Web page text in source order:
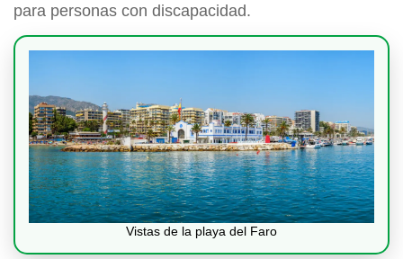
para personas con discapacidad.
Vistas de la playa del Faro